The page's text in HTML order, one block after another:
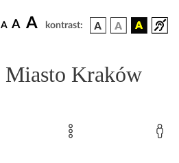
A A A kontrast:
Miasto Kraków